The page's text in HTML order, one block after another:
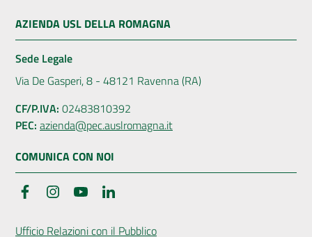
AZIENDA USL DELLA ROMAGNA
Sede Legale
Via De Gasperi, 8 - 48121 Ravenna (RA)
CF/P.IVA: 02483810392
PEC: azienda@pec.auslromagna.it
COMUNICA CON NOI
FacebookInstagramYouTube
Ufficio Relazioni con il Pubblico